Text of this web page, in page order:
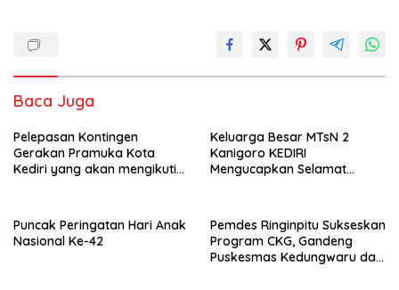
Baca Juga
Pelepasan Kontingen
Gerakan Pramuka Kota
Kediri yang akan mengikuti
Cibubur
Keluarga Besar MTsN 2
Kanigoro KEDIRI
Mengucapkan Selamat
Puncak Peringatan Hari Anak
Nasional Ke-42
Pemdes Ringinpitu Sukseskan
Program CKG, Gandeng
Puskesmas Kedungwaru dan